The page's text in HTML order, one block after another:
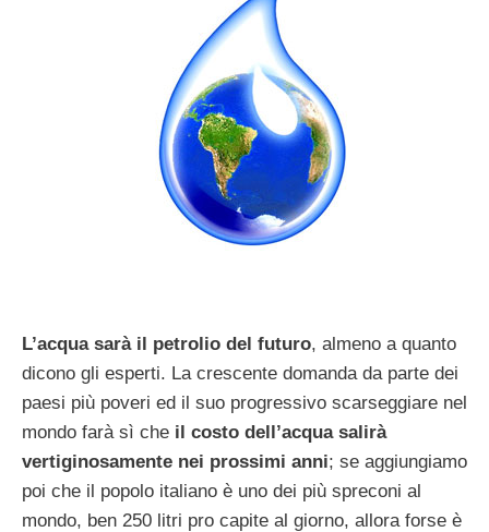
L’acqua sarà il petrolio del futuro, almeno a quanto
dicono gli esperti. La crescente domanda da parte dei
paesi più poveri ed il suo progressivo scarseggiare nel
mondo farà sì che il costo dell’acqua salirà
vertiginosamente nei prossimi anni; se aggiungiamo
poi che il popolo italiano è uno dei più spreconi al
mondo, ben 250 litri pro capite al giorno, allora forse è